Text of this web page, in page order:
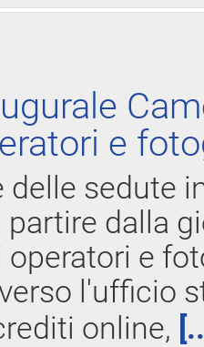
e
delle sedute
partire dalla
operatori e
l'ufficio
online,